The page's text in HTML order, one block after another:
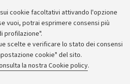
cookie facoltativi attivando l'opzione
vuoi, potrai esprimere consensi più
profilazione".
scelte e verificare lo stato dei consensi
cookie" del sito.
la nostra Cookie policy.
gare e concorsi
Albo online
trasparente
di notifica
sul sito e accessibilità